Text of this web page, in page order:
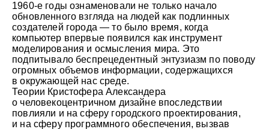
1960-е годы ознаменовали не только начало
обновленного взгляда на людей как подлинных
создателей города — то было время, когда
компьютер впервые появился как инструмент
моделирования и осмысления мира. Это
подпитывало беспрецедентный энтузиазм по поводу
огромных объемов информации, содержащихся
в окружающей нас среде.
Теории Кристофера Александера
о человекоцентричном дизайне впоследствии
повлияли и на сферу городского проектирования,
и на сферу программного обеспечения, вызвав